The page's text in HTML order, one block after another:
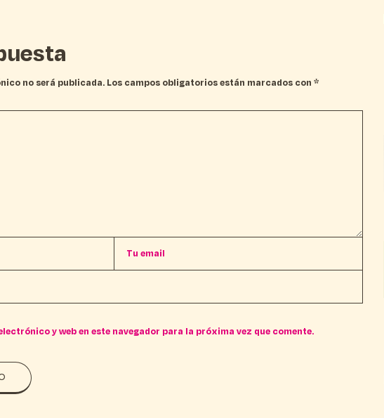
no será publicada. Los campos obligatorios están marcados con *
y web en este navegador para la próxima vez que comente.